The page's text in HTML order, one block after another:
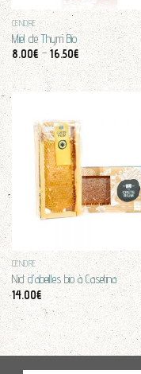
CENDRE
Miel de Thym Bio
8.00€ – 16.50€
CENDRE
Nid d’abeilles bio à Casetina
14.00€